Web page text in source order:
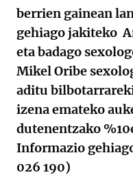
berrien gainean
gehiago jakiteko
eta badago
Mikel Oribe
aditu
izena emateko
dutenentzako
Informazio
026 190)